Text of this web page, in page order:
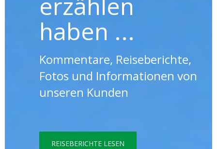
haben ...
Kommentare, Reiseberichte,
Fotos und Informationen von
unseren Kunden
REISEBERICHTE LESEN